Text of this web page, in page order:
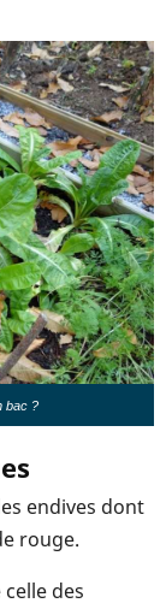
bac ?
endives dont
rouge.
des